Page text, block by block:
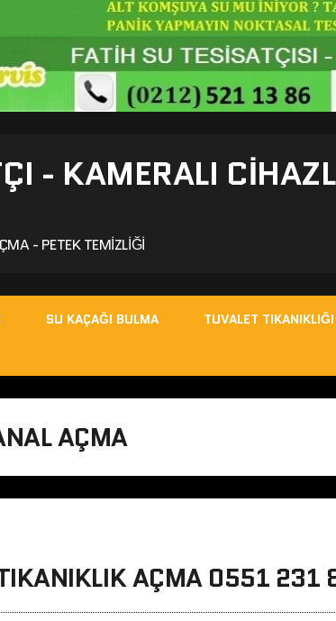
- KAMERALI
- PETEK TEMIZLIĞI
SU KAÇAĞI BULMA TUVALET
AÇMA
TIKANIKLIK AÇMA 0551 231